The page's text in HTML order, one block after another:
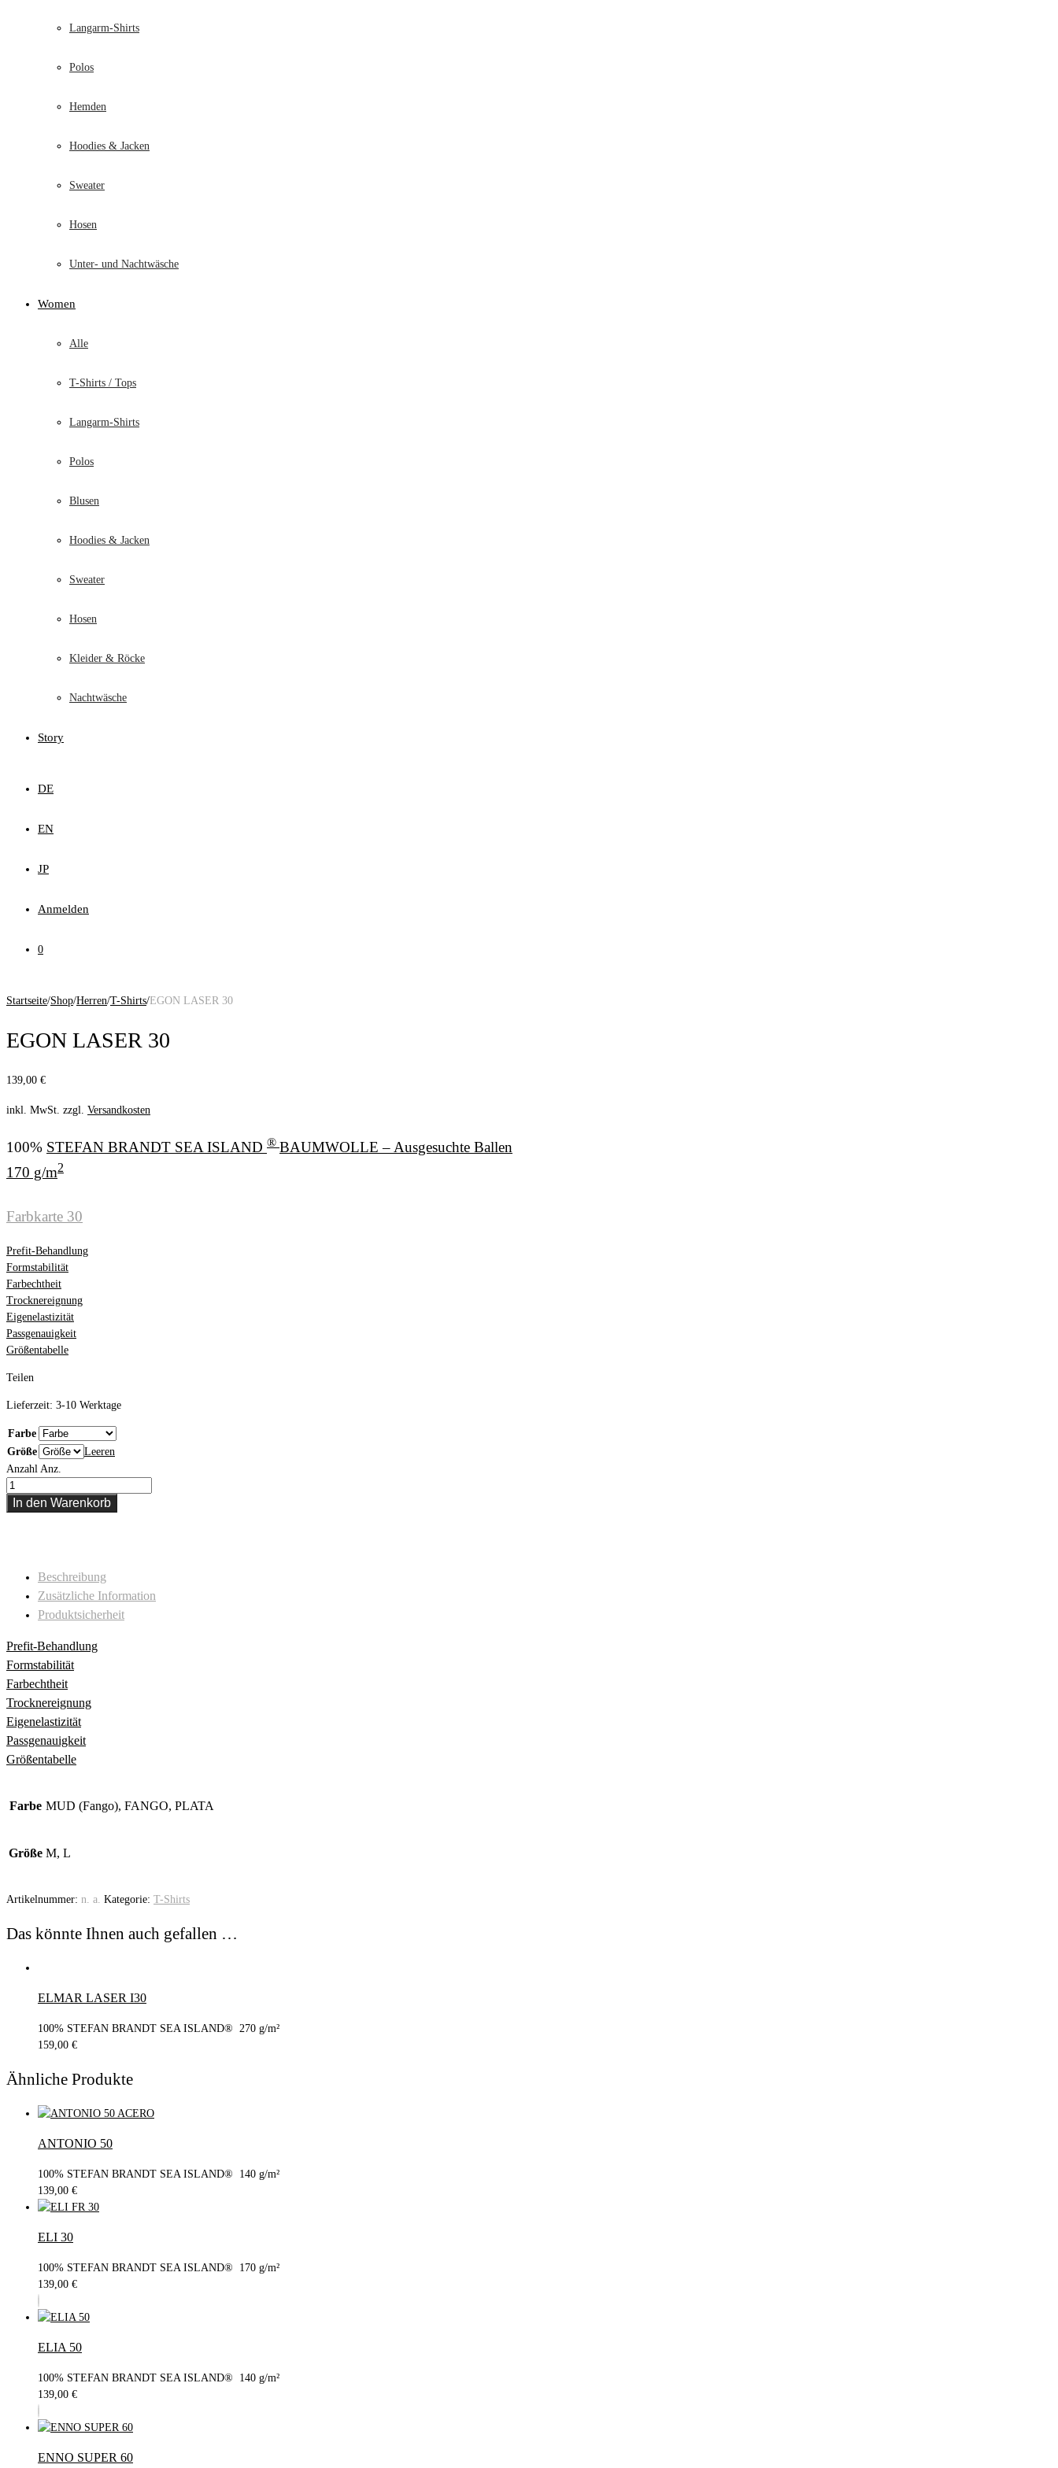
Langarm-Shirts
Polos
Hemden
Hoodies & Jacken
Sweater
Hosen
Unter- und Nachtwäsche
Women
Alle
T-Shirts / Tops
Langarm-Shirts
Polos
Blusen
Hoodies & Jacken
Sweater
Hosen
Kleider & Röcke
Nachtwäsche
Story
DE
EN
JP
Anmelden
0
Startseite/Shop/Herren/T-Shirts/EGON LASER 30
EGON LASER 30
139,00 €
inkl. MwSt. zzgl. Versandkosten
100% STEFAN BRANDT SEA ISLAND ® BAUMWOLLE – Ausgesuchte Ballen
170 g/m2
Farbkarte 30
Prefit-Behandlung
Formstabilität
Farbechtheit
Trocknereignung
Eigenelastizität
Passgenauigkeit
Größentabelle
Teilen
Lieferzeit: 3-10 Werktage
Farbe
Größe
Leeren
Anzahl Anz.
In den Warenkorb
Beschreibung
Zusätzliche Information
Produktsicherheit
Prefit-Behandlung
Formstabilität
Farbechtheit
Trocknereignung
Eigenelastizität
Passgenauigkeit
Größentabelle
Farbe MUD (Fango), FANGO, PLATA
Größe M, L
Artikelnummer: n. a. Kategorie: T-Shirts
Das könnte Ihnen auch gefallen …
ELMAR LASER I30
100% STEFAN BRANDT SEA ISLAND® 270 g/m²
159,00 €
Ähnliche Produkte
ANTONIO 50
100% STEFAN BRANDT SEA ISLAND® 140 g/m²
139,00 €
ELI 30
100% STEFAN BRANDT SEA ISLAND® 170 g/m²
139,00 €
ELIA 50
100% STEFAN BRANDT SEA ISLAND® 140 g/m²
139,00 €
ENNO SUPER 60